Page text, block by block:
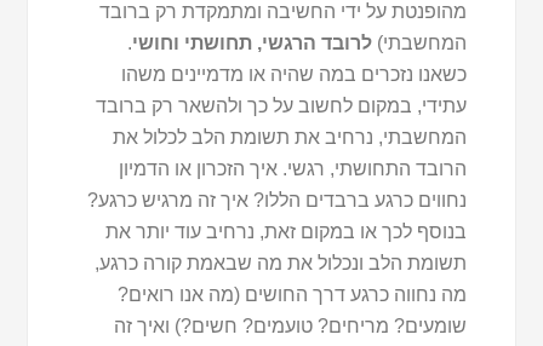
מהופנטת על ידי החשיבה ומתמקדת רק ברובד
המחשבתי)לרובד הרגשי, תחושתי וחושי.
כשאנו נזכרים במה שהיה או מדמיינים משהו
עתידי, במקום לחשוב על כך ולהשאר רק ברובד
המחשבתי, נרחיב את תשומת הלב לכלול את
הרובד התחושתי, רגשי. איך הזכרון או הדמיון
נחווים כרגע ברבדים הללו? איך זה מרגיש כרגע?
בנוסף לכך או במקום זאת, נרחיב עוד יותר את
תשומת הלב ונכלול את מה שבאמת קורה כרגע,
מה נחווה כרגע דרך החושים (מה אנו רואים?
שומעים? מריחים? טועמים? חשים?) ואיך זה